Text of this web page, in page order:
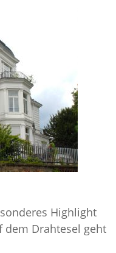
Highlight
dem Drahtesel geht